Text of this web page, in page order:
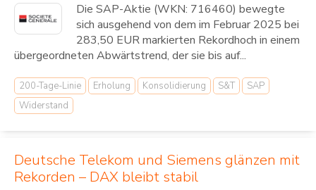
Die SAP-Aktie (WKN: 716460) bewegte
sich ausgehend von dem im Februar 2025 bei
283,50 EUR markierten Rekordhoch in einem
übergeordneten Abwärtstrend, der sie bis auf...
200-Tage-Linie Erholung Konsolidierung S&T
SAP
Widerstand
Deutsche Telekom und Siemens glänzen mit
Rekorden – DAX bleibt stabil